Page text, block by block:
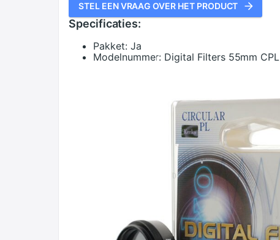
STEL EEN VRAAG OVER HET PRODUCT
Specificaties:
Pakket: Ja
Modelnummer: Digital Filters 55mm CPL